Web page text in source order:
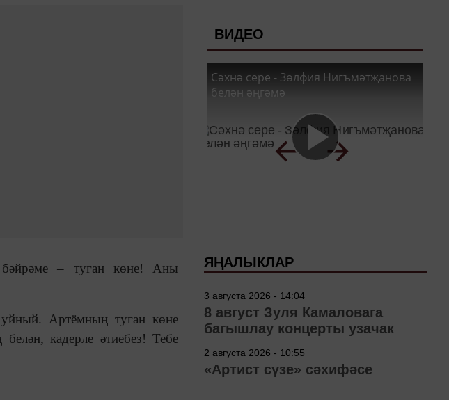
бәйрәме ‒ туган көне! Аны
Артёмның туган көне
кадерле әтиебез! Тебе
ВИДЕО
Сәхнә сере - Зөлфия Нигъмәтҗанова
белән әңгәмә
ЯҢАЛЫКЛАР
3 августа 2026 - 14:04
8 август Зуля Камаловага
багышлау концерты узачак
2 августа 2026 - 10:55
«Артист сүзе» сәхифәсе